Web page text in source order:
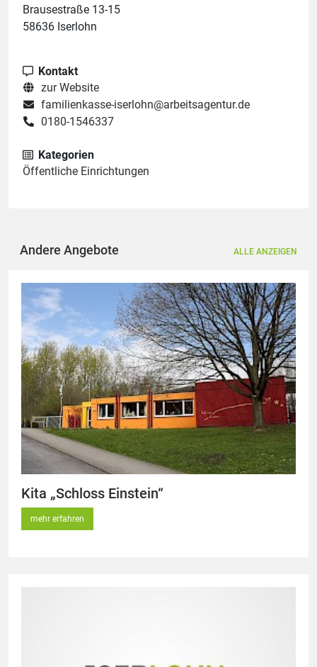
Brausestraße 13-15
58636 Iserlohn
Kontakt
zur Website
familienkasse-iserlohn@arbeitsagentur.de
0180-1546337
Kategorien
Öffentliche Einrichtungen
Andere Angebote ALLE ANZEIGEN
Kita „Schloss Einstein“
mehr erfahren